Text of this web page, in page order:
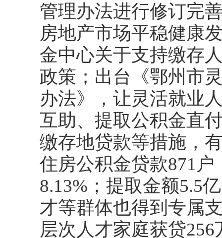
管理办法进行修订完
房地产市场平稳健康
金中心关于支持缴存
政策；出台《鄂州市
办法》，让灵活就业
互助、提取公积金直
缴存地贷款等措施，
住房公积金贷款871 户
8.13% ；提取金额5.5
才等群体也得到专属
层次人才家庭获贷256